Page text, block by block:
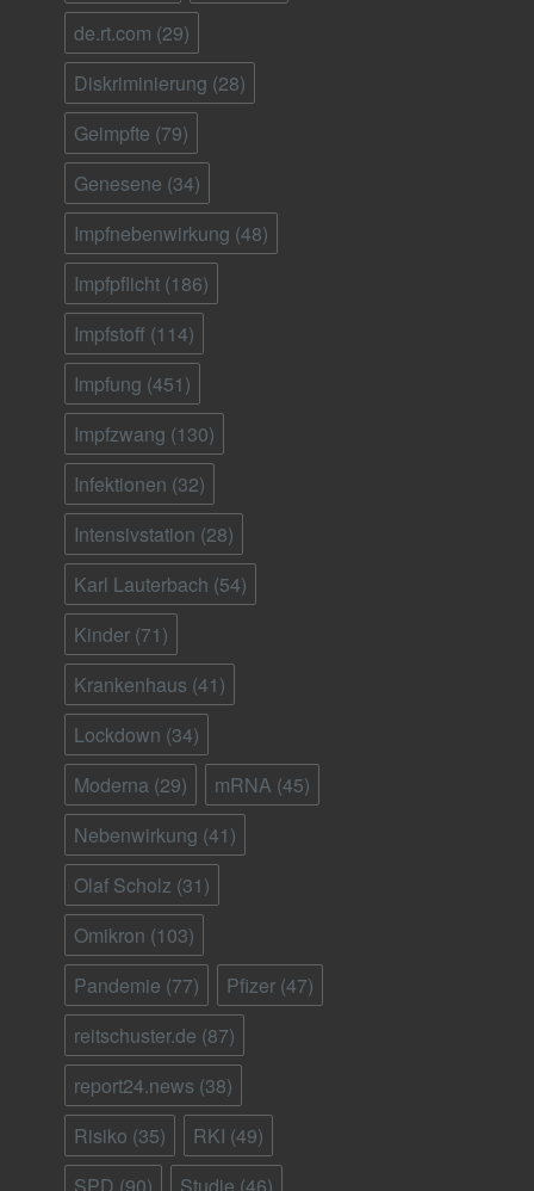
de.rt.com (29)
Diskriminierung (28)
Geimpfte (79)
Genesene (34)
Impfnebenwirkung (48)
Impfpflicht (186)
Impfstoff (114)
Impfung (451)
Impfzwang (130)
Infektionen (32)
Intensivstation (28)
Karl Lauterbach (54)
Kinder (71)
Krankenhaus (41)
Lockdown (34)
Moderna (29) mRNA (45)
Nebenwirkung (41)
Olaf Scholz (31)
Omikron (103)
Pandemie (77) Pfizer (47)
reitschuster.de (87)
report24.news (38)
Risiko (35) RKI (49)